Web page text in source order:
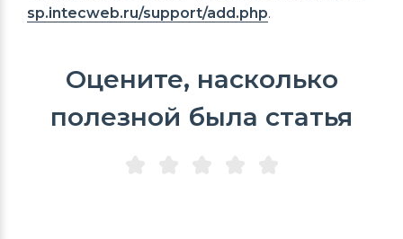
sp.intecweb.ru/support/add.php.
Оцените, насколько
полезной была статья